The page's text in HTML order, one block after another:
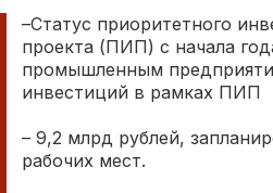
–Статус приоритетного
проекта (ПИП) с начала
промышленным
инвестиций в рамках ПИП
– 9,2 млрд руб­лей,
рабочих мест.